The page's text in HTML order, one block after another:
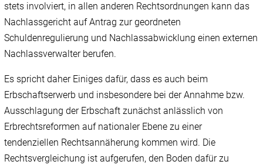
stets involviert, in allen anderen Rechtsordnungen kann das
Nachlassgericht auf Antrag zur geordneten
Schuldenregulierung und Nachlassabwicklung einen externen
Nachlassverwalter berufen.
Es spricht daher Einiges dafür, dass es auch beim
Erbschaftserwerb und insbesondere bei der Annahme bzw.
Ausschlagung der Erbschaft zunächst anlässlich von
Erbrechtsreformen auf nationaler Ebene zu einer
tendenziellen Rechtsannäherung kommen wird. Die
Rechtsvergleichung ist aufgerufen, den Boden dafür zu